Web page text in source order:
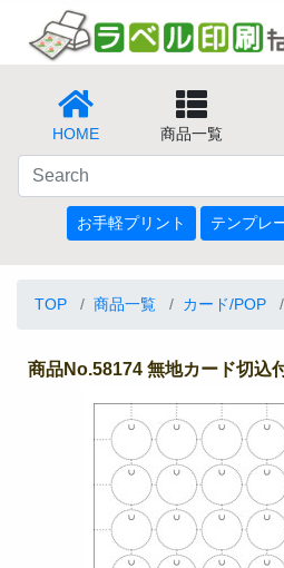
HOME 商品一覧
お手軽プリント テンプレ
TOP 商品一覧 カード/POP
商品No.58174 無地カード切込